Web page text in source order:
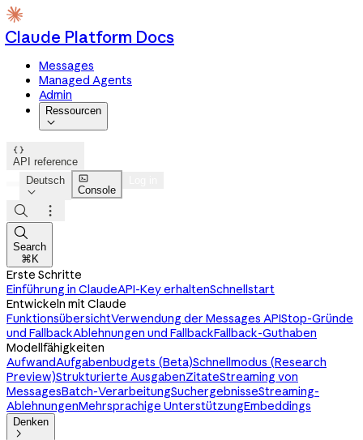
Claude Platform Docs
Messages
Managed Agents
Admin
Ressourcen


API reference
Deutsch


Console



Search
⌘K
Erste Schritte
Einführung in ClaudeAPI-Key erhaltenSchnellstart
Entwickeln mit Claude
FunktionsübersichtVerwendung der Messages APIStop-Gründe
und FallbackAblehnungen und FallbackFallback-Guthaben
Modellfähigkeiten
AufwandAufgabenbudgets (Beta)Schnellmodus (Research
Preview)Strukturierte AusgabenZitateStreaming von
MessagesBatch-VerarbeitungSuchergebnisseStreaming-
AblehnungenMehrsprachige UnterstützungEmbeddings
Denken
